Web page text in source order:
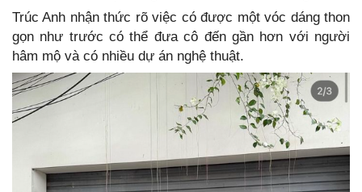
Trúc Anh nhận thức rõ việc có được một vóc dáng thon
gọn như trước có thể đưa cô đến gần hơn với người
hâm mộ và có nhiều dự án nghệ thuật.